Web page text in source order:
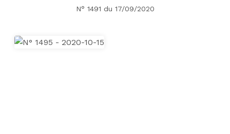
N° 1491 du 17/09/2020